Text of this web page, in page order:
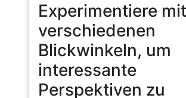
Experimentiere mit
verschiedenen
Blickwinkeln, um
interessante
Perspektiven zu